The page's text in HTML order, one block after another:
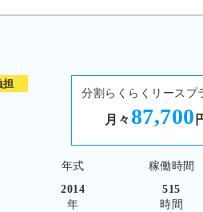
担
分割らくらくリースプ
月々 87,700
年式 稼働時間
2014
年
515
時間